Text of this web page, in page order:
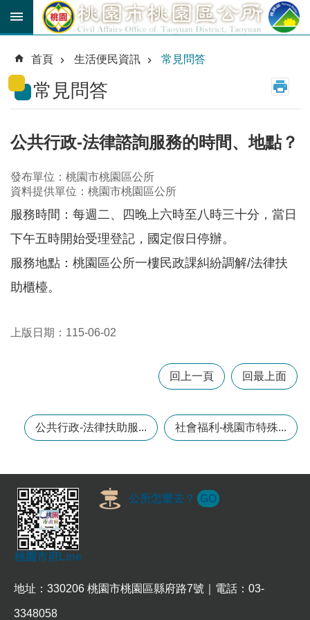
跳到主要內容區塊
育
貼
公
路
線
市
民
卡
進
階
搜
尋
生
活
便
民
資
訊
機
通
首頁 生活便民資訊 常見問答
常見問答
公共行政-法律諮詢服務的時間、地點？
發布單位：桃園市桃園區公所
資料提供單位：桃園市桃園區公所
服務時間：每週二、四晚上六時至八時三十分，當日
下午五時開始受理登記，國定假日停辦。
服務地點：桃園區公所一樓民政課糾紛調解/法律扶
助櫃檯。
上版日期：115-06-02
回上一頁 回最上面
公共行政-法律扶助服... 社會福利-桃園市特殊...
桃園市府Line
公所怎麼去？ GO
地址：330206 桃園市桃園區縣府路7號｜電話：03-
3348058